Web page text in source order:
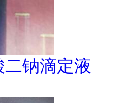
钠滴定液